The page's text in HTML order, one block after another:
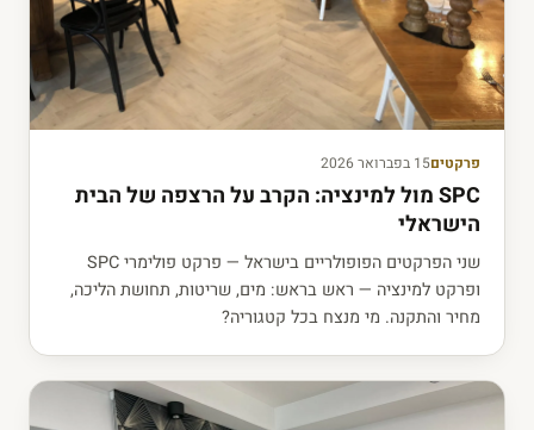
פרקטים15 בפברואר 2026
SPC מול למינציה: הקרב על הרצפה של הבית
הישראלי
שני הפרקטים הפופולריים בישראל — פרקט פולימרי SPC
ופרקט למינציה — ראש בראש: מים, שריטות, תחושת הליכה,
מחיר והתקנה. מי מנצח בכל קטגוריה?